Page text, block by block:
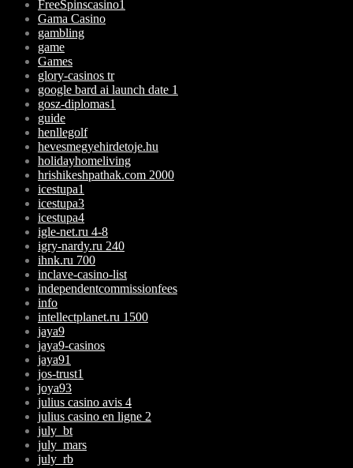
FreeSpinscasino1
Gama Casino
gambling
game
Games
glory-casinos tr
google bard ai launch date 1
gosz-diplomas1
guide
henllegolf
hevesmegyehirdetoje.hu
holidayhomeliving
hrishikeshpathak.com 2000
icestupa1
icestupa3
icestupa4
igle-net.ru 4-8
igry-nardy.ru 240
ihnk.ru 700
inclave-casino-list
independentcommissionfees
info
intellectplanet.ru 1500
jaya9
jaya9-casinos
jaya91
jos-trust1
joya93
julius casino avis 4
julius casino en ligne 2
july_bt
july_mars
july_rb